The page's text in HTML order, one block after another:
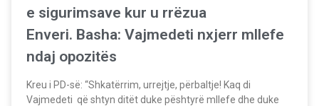
e sigurimsave kur u rrëzua
Enveri. Basha: Vajmedeti nxjerr mllefe
ndaj opozitës
Kreu i PD-së: “Shkatërrim, urrejtje, përbaltje! Kaq di
Vajmedeti që shtyn ditët duke pështyrë mllefe dhe duke